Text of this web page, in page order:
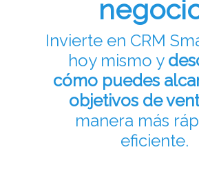
Invierte en CRM
hoy mismo y
cómo puedes
objetivos de
manera más
eficiente.